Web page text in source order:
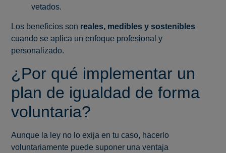
vetados.
Los beneficios son reales, medibles y sostenibles
cuando se aplica un enfoque profesional y
personalizado.
¿Por qué implementar un
plan de igualdad de forma
voluntaria?
Aunque la ley no lo exija en tu caso, hacerlo
voluntariamente puede suponer una ventaja